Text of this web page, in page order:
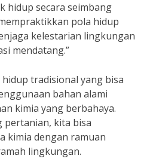
hidup secara seimbang
pola hidup
kelestarian lingkungan
mendatang.”
tradisional yang bisa
bahan alami
kimia yang berbahaya.
pertanian, kita bisa
kimia dengan ramuan
lingkungan.